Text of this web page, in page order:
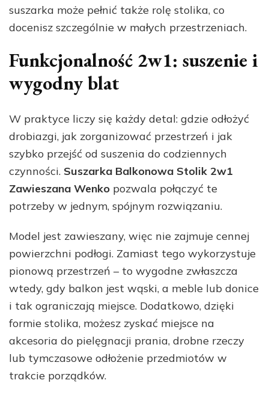
suszarka może pełnić także rolę stolika, co
docenisz szczególnie w małych przestrzeniach.
Funkcjonalność 2w1: suszenie i
wygodny blat
W praktyce liczy się każdy detal: gdzie odłożyć
drobiazgi, jak zorganizować przestrzeń i jak
szybko przejść od suszenia do codziennych
czynności. Suszarka Balkonowa Stolik 2w1
Zawieszana Wenko pozwala połączyć te
potrzeby w jednym, spójnym rozwiązaniu.
Model jest zawieszany, więc nie zajmuje cennej
powierzchni podłogi. Zamiast tego wykorzystuje
pionową przestrzeń – to wygodne zwłaszcza
wtedy, gdy balkon jest wąski, a meble lub donice
i tak ograniczają miejsce. Dodatkowo, dzięki
formie stolika, możesz zyskać miejsce na
akcesoria do pielęgnacji prania, drobne rzeczy
lub tymczasowe odłożenie przedmiotów w
trakcie porządków.